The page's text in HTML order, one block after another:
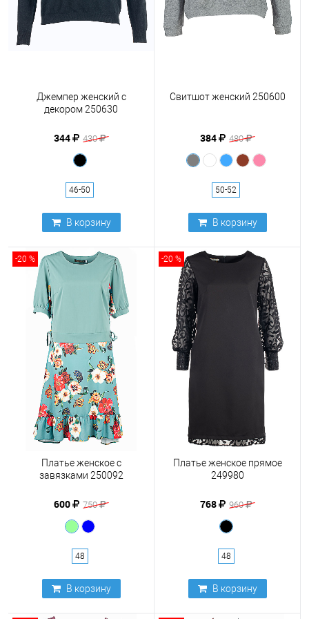
Джемпер женский с
декором 250630
344 430
46-50
В корзину
Свитшот женский 250600
384 480
50-52
В корзину
-20 %
Платье женское с
завязками 250092
600 750
48
В корзину
-20 %
Платье женское прямое
249980
768 960
48
В корзину